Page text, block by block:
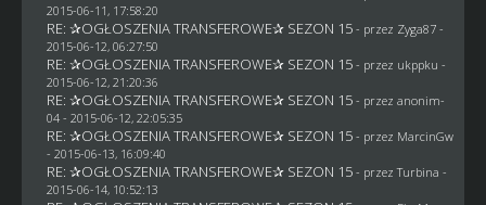
2015-06-11, 17:58:20
RE: ✰OGŁOSZENIA TRANSFEROWE✰ SEZON 15 - przez Zyga87-
2015-06-12, 06:27:50
RE: ✰OGŁOSZENIA TRANSFEROWE✰ SEZON 15 - przez ukppku -
2015-06-12, 21:20:36
RE: ✰OGŁOSZENIA TRANSFEROWE✰ SEZON 15 - przez anonim-
04- 2015-06-12, 22:05:35
RE: ✰OGŁOSZENIA TRANSFEROWE✰ SEZON 15 - przez MarcinGw
- 2015-06-13, 16:09:40
RE: ✰OGŁOSZENIA TRANSFEROWE✰ SEZON 15 - przez Turbina -
2015-06-14, 10:52:13